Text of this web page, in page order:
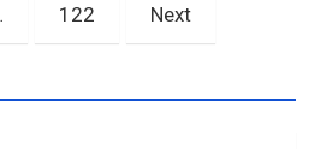
122 Next